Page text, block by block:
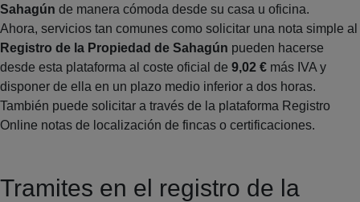
Sahagún de manera cómoda desde su casa u oficina.
Ahora, servicios tan comunes como solicitar una nota simple al
Registro de la Propiedad de Sahagún pueden hacerse
desde esta plataforma al coste oficial de 9,02 € más IVA y
disponer de ella en un plazo medio inferior a dos horas.
También puede solicitar a través de la plataforma Registro
Online notas de localización de fincas o certificaciones.
Tramites en el registro de la